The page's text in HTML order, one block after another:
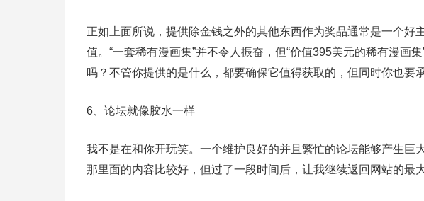
正如上面所说，提供除金钱之外的其他东西作为奖品通常是一个好
值。“一套稀有漫画集”并不令人振奋，但“价值395美元的稀有漫画
吗？不管你提供的是什么，都要确保它值得获取的，但同时你也要
6、论坛就像胶水一样
我不是在和你开玩笑。一个维护良好的并且繁忙的论坛能够产生巨
那里面的内容比较好，但过了一段时间后，让我继续返回网站的最